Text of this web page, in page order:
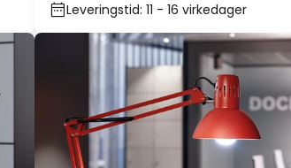
Leveringstid: 11 - 16 virkedager